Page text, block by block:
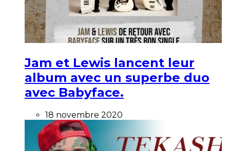
Jam et Lewis lancent leur
album avec un superbe duo
avec Babyface.
18 novembre 2020